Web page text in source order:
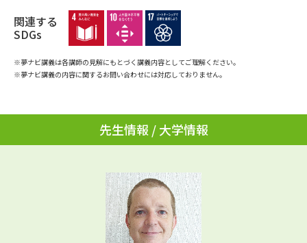
ユーザーサポート
個人情報取扱規定
訂正のご案内
関連する
SDGs
※夢ナビ講義は各講師の見解にもとづく講義内容としてご理解ください。
※夢ナビ講義の内容に関するお問い合わせには対応しておりません。
先生情報 / 大学情報